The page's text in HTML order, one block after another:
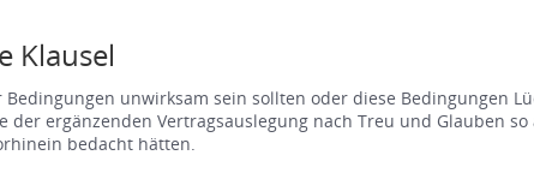
Klausel
Bedingungen unwirksam sein sollten oder diese
der ergänzenden Vertragsauslegung nach Treu und Glauben
bedacht hätten.